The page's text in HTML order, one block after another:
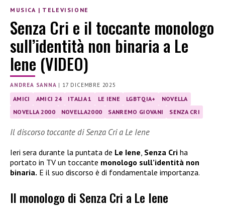
MUSICA | TELEVISIONE
Senza Cri e il toccante monologo
sull’identità non binaria a Le
Iene (VIDEO)
ANDREA SANNA | 17 DICEMBRE 2025
AMICI AMICI 24 ITALIA 1 LE IENE LGBTQIA+
NOVELLA
NOVELLA 2000
NOVELLA2000 SANREMO GIOVANI SENZA CRI
Il discorso toccante di Senza Cri a Le Iene
Ieri sera durante la puntata de Le Iene Senza Cri ha
portato in TV un toccante monologo sull’identità non
binaria. E il suo discorso è di fondamentale importanza.
Il monologo di Senza Cri a Le Iene